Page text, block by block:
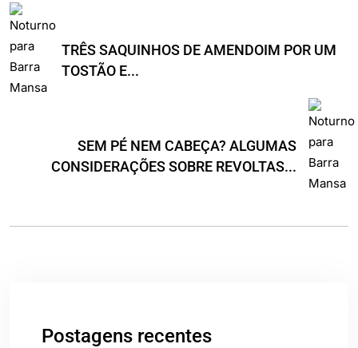
TRÊS SAQUINHOS DE AMENDOIM POR UM
TOSTÃO E...
SEM PÉ NEM CABEÇA? ALGUMAS
CONSIDERAÇÕES SOBRE REVOLTAS...
Postagens recentes